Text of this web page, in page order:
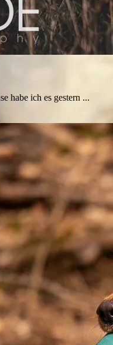
habe ich es gestern ...